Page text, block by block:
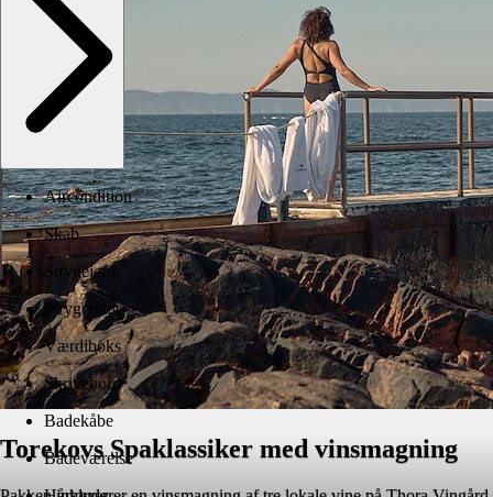
Torekovs Spaklassiker med vinsmagning
Aircondition
Skab
Strygejern
Strygebræt
Værdiboks
Skrivebord
Badekåbe
Badeværelse